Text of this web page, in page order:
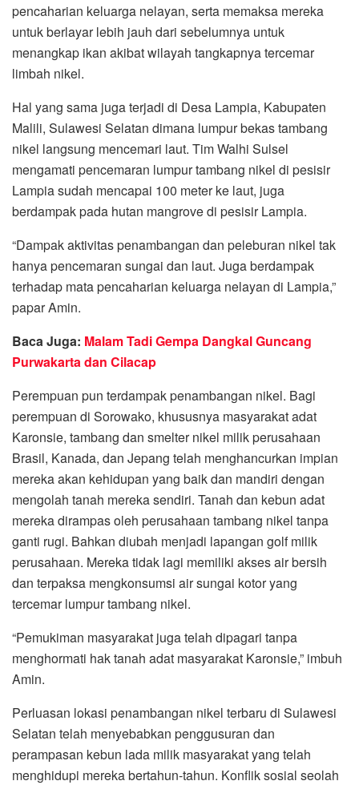
pencaharian keluarga nelayan, serta memaksa mereka
untuk berlayar lebih jauh dari sebelumnya untuk
menangkap ikan akibat wilayah tangkapnya tercemar
limbah nikel.
Hal yang sama juga terjadi di Desa Lampia, Kabupaten
Malili, Sulawesi Selatan dimana lumpur bekas tambang
nikel langsung mencemari laut. Tim Walhi Sulsel
mengamati pencemaran lumpur tambang nikel di pesisir
Lampia sudah mencapai 100 meter ke laut, juga
berdampak pada hutan mangrove di pesisir Lampia.
“Dampak aktivitas penambangan dan peleburan nikel tak
hanya pencemaran sungai dan laut. Juga berdampak
terhadap mata pencaharian keluarga nelayan di Lampia,”
papar Amin.
Baca Juga: Malam Tadi Gempa Dangkal Guncang
Purwakarta dan Cilacap
Perempuan pun terdampak penambangan nikel. Bagi
perempuan di Sorowako, khususnya masyarakat adat
Karonsie, tambang dan smelter nikel milik perusahaan
Brasil, Kanada, dan Jepang telah menghancurkan impian
mereka akan kehidupan yang baik dan mandiri dengan
mengolah tanah mereka sendiri. Tanah dan kebun adat
mereka dirampas oleh perusahaan tambang nikel tanpa
ganti rugi. Bahkan diubah menjadi lapangan golf milik
perusahaan. Mereka tidak lagi memiliki akses air bersih
dan terpaksa mengkonsumsi air sungai kotor yang
tercemar lumpur tambang nikel.
“Pemukiman masyarakat juga telah dipagari tanpa
menghormati hak tanah adat masyarakat Karonsie,” imbuh
Amin.
Perluasan lokasi penambangan nikel terbaru di Sulawesi
Selatan telah menyebabkan penggusuran dan
perampasan kebun lada milik masyarakat yang telah
menghidupi mereka bertahun-tahun. Konflik sosial seolah